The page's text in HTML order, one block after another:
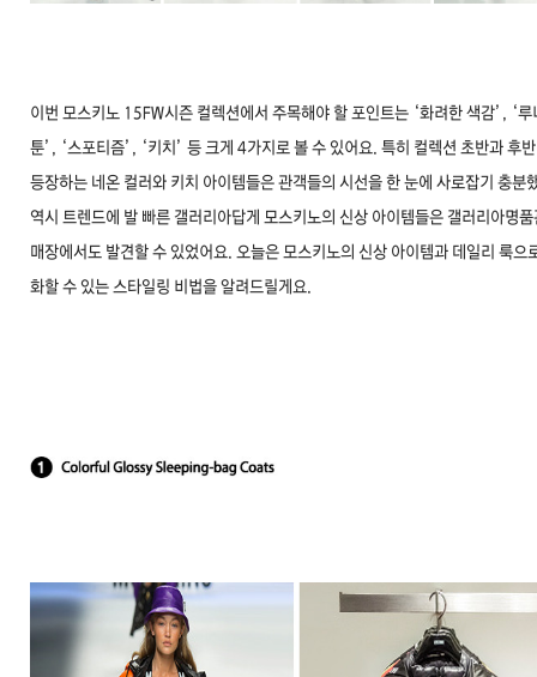
이번 모스키노 15FW시즌 컬렉션에서 주목해야 할 포인트는 ‘화려한 색감’, ‘루
툰’, ‘스포티즘’, ‘키치’ 등 크게 4가지로 볼 수 있어요. 특히 컬렉션 초반과 후
등장하는 네온 컬러와 키치 아이템들은 관객들의 시선을 한 눈에 사로잡기 충분
역시 트렌드에 발 빠른 갤러리아답게 모스키노의 신상 아이템들은 갤러리아명품
매장에서도 발견할 수 있었어요. 오늘은 모스키노의 신상 아이템과 데일리 룩으
화할 수 있는 스타일링 비법을 알려드릴게요.